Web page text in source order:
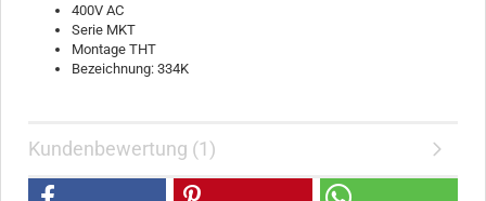
400V AC
Serie MKT
Montage THT
Bezeichnung: 334K
Kundenbewertung (1)